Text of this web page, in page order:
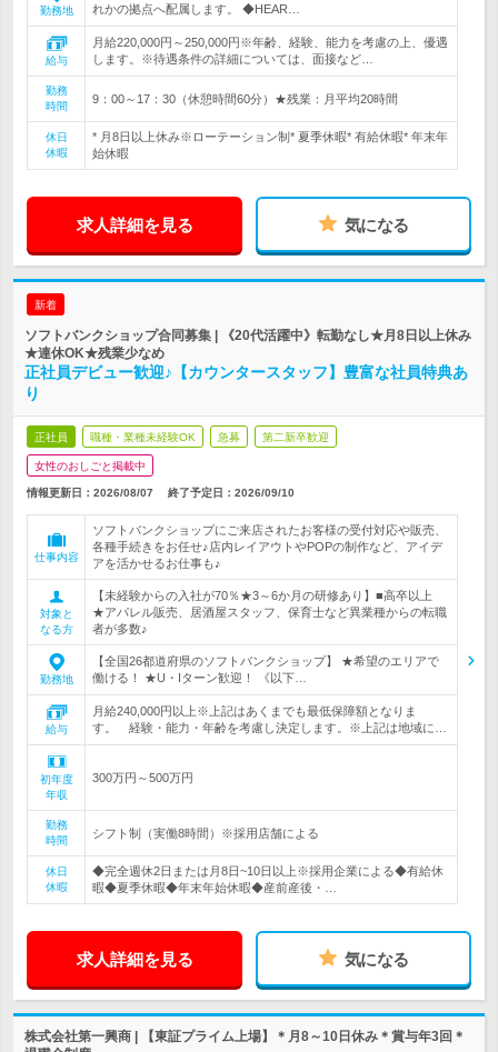
勤務地
れかの拠点へ配属します。 ◆HEAR…
給与
月給220,000円～250,000円※年齢、経験、能力を考慮の上、優遇
します。※待遇条件の詳細については、面接など…
勤務
時間
9：00～17：30（休憩時間60分）★残業：月平均20時間
休日
休暇
* 月8日以上休み※ローテーション制* 夏季休暇* 有給休暇* 年末年
始休暇
求人詳細を見る 気になる
新着
ソフトバンクショップ合同募集 | 《20代活躍中》転勤なし★月8日以上休み
★連休OK★残業少なめ
正社員デビュー歓迎♪【カウンタースタッフ】豊富な社員特典あ
り
正社員 職種・業種未経験OK 急募 第二新卒歓迎
女性のおしごと掲載中
情報更新日：2026/08/07 終了予定日： 2026/09/10
仕事内容
ソフトバンクショップにご来店されたお客様の受付対応や販売、
各種手続きをお任せ♪店内レイアウトやPOPの制作など、アイデ
アを活かせるお仕事も♪
対象と
なる方
【未経験からの入社が70％★3～6か月の研修あり】■高卒以上
★アパレル販売、居酒屋スタッフ、保育士など異業種からの転職
者が多数♪
勤務地
【全国26都道府県のソフトバンクショップ】 ★希望のエリアで
働ける！ ★U・Iターン歓迎！ 《以下…
給与
月給240,000円以上※上記はあくまでも最低保障額となりま
す。 経験・能力・年齢を考慮し決定します。※上記は地域に…
初年度
年収
300万円～500万円
勤務
時間
シフト制（実働8時間）※採用店舗による
休日
休暇
◆完全週休2日または月8日~10日以上※採用企業による◆有給休
暇◆夏季休暇◆年末年始休暇◆産前産後・…
求人詳細を見る 気になる
株式会社第一興商 | 【東証プライム上場】＊月8～10日休み＊賞与年3回＊